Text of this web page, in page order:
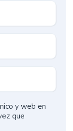
y web en
que